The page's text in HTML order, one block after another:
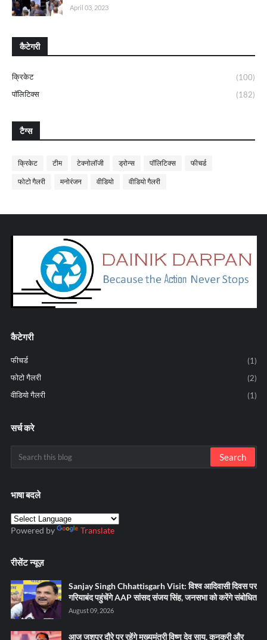
April 03, 2023
कैटेगरी
क्रिकेट
(100)
पॉलिटिक्स
(182)
टैग्स
क्रिकेट टीम टेक्नोलॉजी ड्रोन्स पॉलिटिक्स फीचर्ड
फोटो गैलरी मनोरंजन वीडियो वीडियो गैलरी
कैटेगरी
फीचर्ड
(1)
फोटो गैलरी
(2)
वीडियो गैलरी
(1)
सर्च करे
भाषा बदले
Powered by Translate
रीसेंट न्यूज़
Sanjay Singh Chhattisgarh Visit: विश्व आदिवासी दिवस पर
गरियाबंद पहुंचेंगे AAP सांसद संजय सिंह, जनसभा को करेंगे संबोधित
August 09, 2026
आज जशपुर दौरे पर रहेंगे मुख्यमंत्री विष्णु देव साय, कुनकुरी और